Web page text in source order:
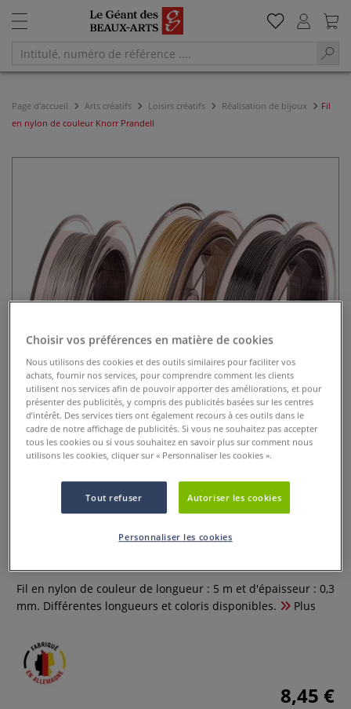
Page d'accueil Arts créatifs Loisirs créatifs Réalisation de bijoux
Fil
en nylon de couleur Knorr Prandell
Fil en nylon de couleur Knorr
Fil en nylon de couleur de longueur : 5 m et d'épaisseur : 0,3
mm. Différentes longueurs et coloris disponibles.
Plus
8,45 €
Choisir vos préférences en matière de cookies
Nous utilisons des cookies et des outils similaires pour faciliter vos
achats, fournir nos services, pour comprendre comment les clients
utilisent nos services afin de pouvoir apporter des améliorations, et pour
présenter des publicités, y compris des publicités basées sur les centres
d’intérêt. Des services tiers ont également recours à ces outils dans le
cadre de notre affichage de publicités. Si vous ne souhaitez pas accepter
tous les cookies ou si vous souhaitez en savoir plus sur comment nous
utilisons les cookies, cliquer sur « Personnaliser les cookies ».
Tout refuser Autoriser les cookies
Personnaliser les cookies